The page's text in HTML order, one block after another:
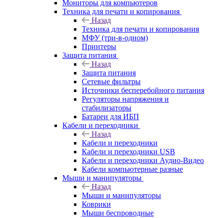
Мониторы для компьютеров
Техника для печати и копирования
Назад
Техника для печати и копирования
МФУ (три-в-одном)
Принтеры
Защита питания
Назад
Защита питания
Сетевые фильтры
Источники бесперебойного питания
Регуляторы напряжения и
стабилизаторы
Батареи для ИБП
Кабели и переходники
Назад
Кабели и переходники
Кабели и переходники USB
Кабели и переходники Аудио-Видео
Кабели компьютерные разные
Мыши и манипуляторы
Назад
Мыши и манипуляторы
Коврики
Мыши беспроводные